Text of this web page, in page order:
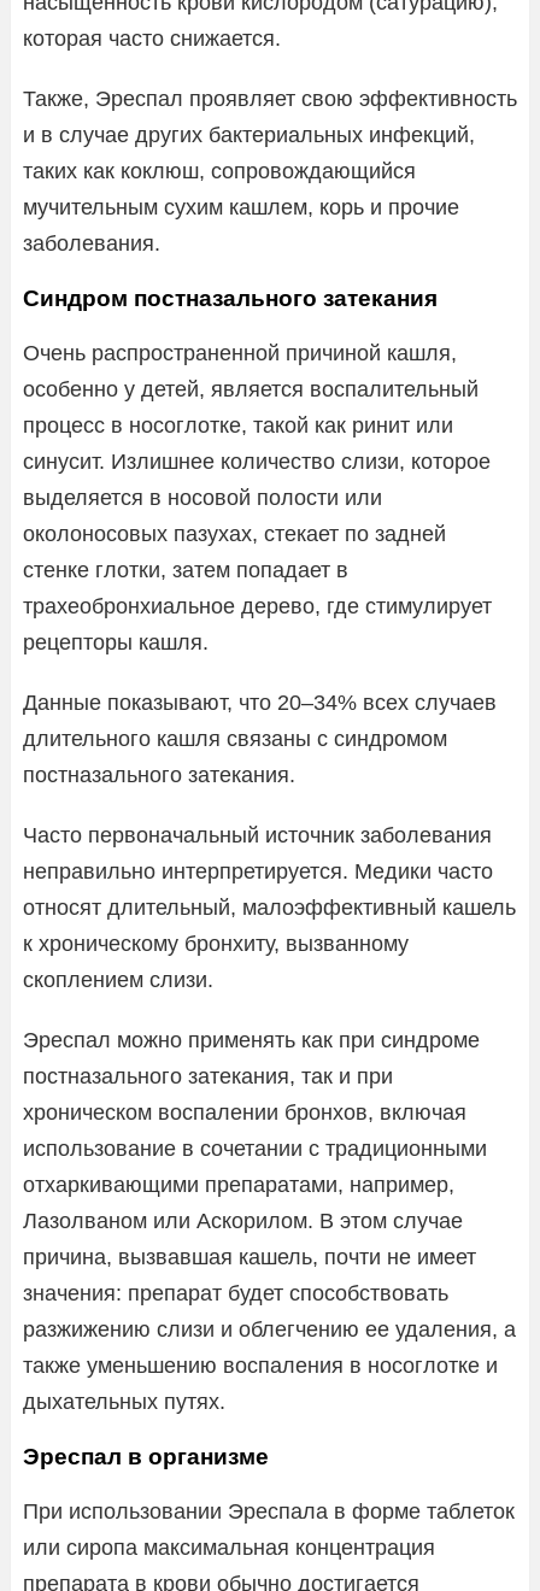
которая часто снижается.
Также, Эреспал проявляет свою эффективность
и в случае других бактериальных инфекций,
таких как коклюш, сопровождающийся
мучительным сухим кашлем, корь и прочие
заболевания.
Синдром постназального затекания
Очень распространенной причиной кашля,
особенно у детей, является воспалительный
процесс в носоглотке, такой как ринит или
синусит. Излишнее количество слизи, которое
выделяется в носовой полости или
околоносовых пазухах, стекает по задней
стенке глотки, затем попадает в
трахеобронхиальное дерево, где стимулирует
рецепторы кашля.
Данные показывают, что 20–34% всех случаев
длительного кашля связаны с синдромом
постназального затекания.
Часто первоначальный источник заболевания
неправильно интерпретируется. Медики часто
относят длительный, малоэффективный кашель
к хроническому бронхиту, вызванному
скоплением слизи.
Эреспал можно применять как при синдроме
постназального затекания, так и при
хроническом воспалении бронхов, включая
использование в сочетании с традиционными
отхаркивающими препаратами, например,
Лазолваном или Аскорилом. В этом случае
причина, вызвавшая кашель, почти не имеет
значения: препарат будет способствовать
разжижению слизи и облегчению ее удаления, а
также уменьшению воспаления в носоглотке и
дыхательных путях.
Эреспал в организме
При использовании Эреспала в форме таблеток
или сиропа максимальная концентрация
препарата в крови обычно достигается